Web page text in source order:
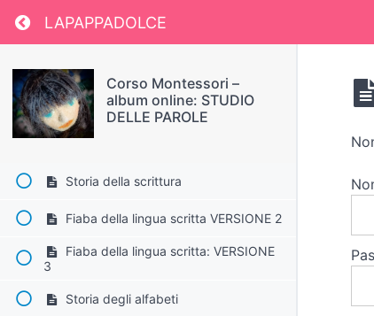
Return to course: Corso Montessori –
LAPAPPADOLCE
Corso Montessori –
album online: STUDIO
DELLE PAROLE
La storia del bue e della casa
MATERIALE STAMPABILE: linee del
tempo
MATERIALE STAMPABILE:
Storia della scrittura
Fiaba della lingua scritta VERSIONE 2
Fiaba della lingua scritta: VERSIONE
3
Storia degli alfabeti